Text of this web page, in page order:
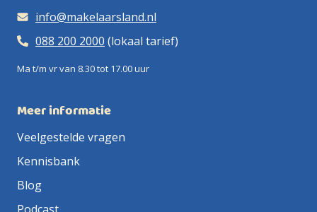
info@makelaarsland.nl
088 200 2000 (lokaal tarief)
Ma t/m vr van 8.30 tot 17.00 uur
Meer informatie
Veelgestelde vragen
Kennisbank
Blog